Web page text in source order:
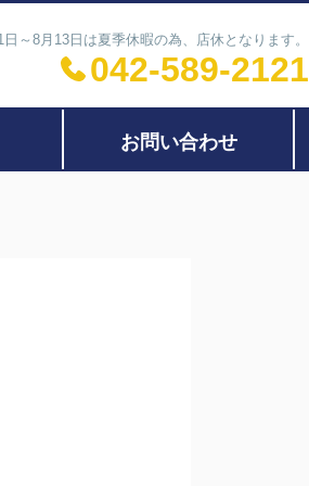
8月13日は夏季休暇の為、店休となります。
042-589-2121
お問い合わせ